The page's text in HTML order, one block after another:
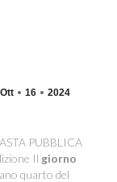
Ott 16 2024
PUBBLICA
Il giorno
quarto del